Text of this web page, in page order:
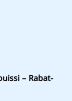
– Rabat-